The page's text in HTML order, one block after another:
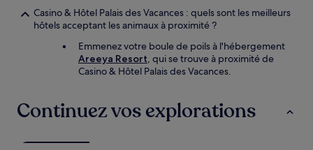
Casino & Hôtel Palais des Vacances : quels sont les meilleurs
hôtels acceptant les animaux à proximité ?
Emmenez votre boule de poils à l'hébergement
Areeya Resort, qui se trouve à proximité de
Casino & Hôtel Palais des Vacances.
Continuez vos explorations